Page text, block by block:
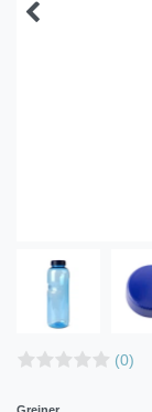
(0)
Greiner